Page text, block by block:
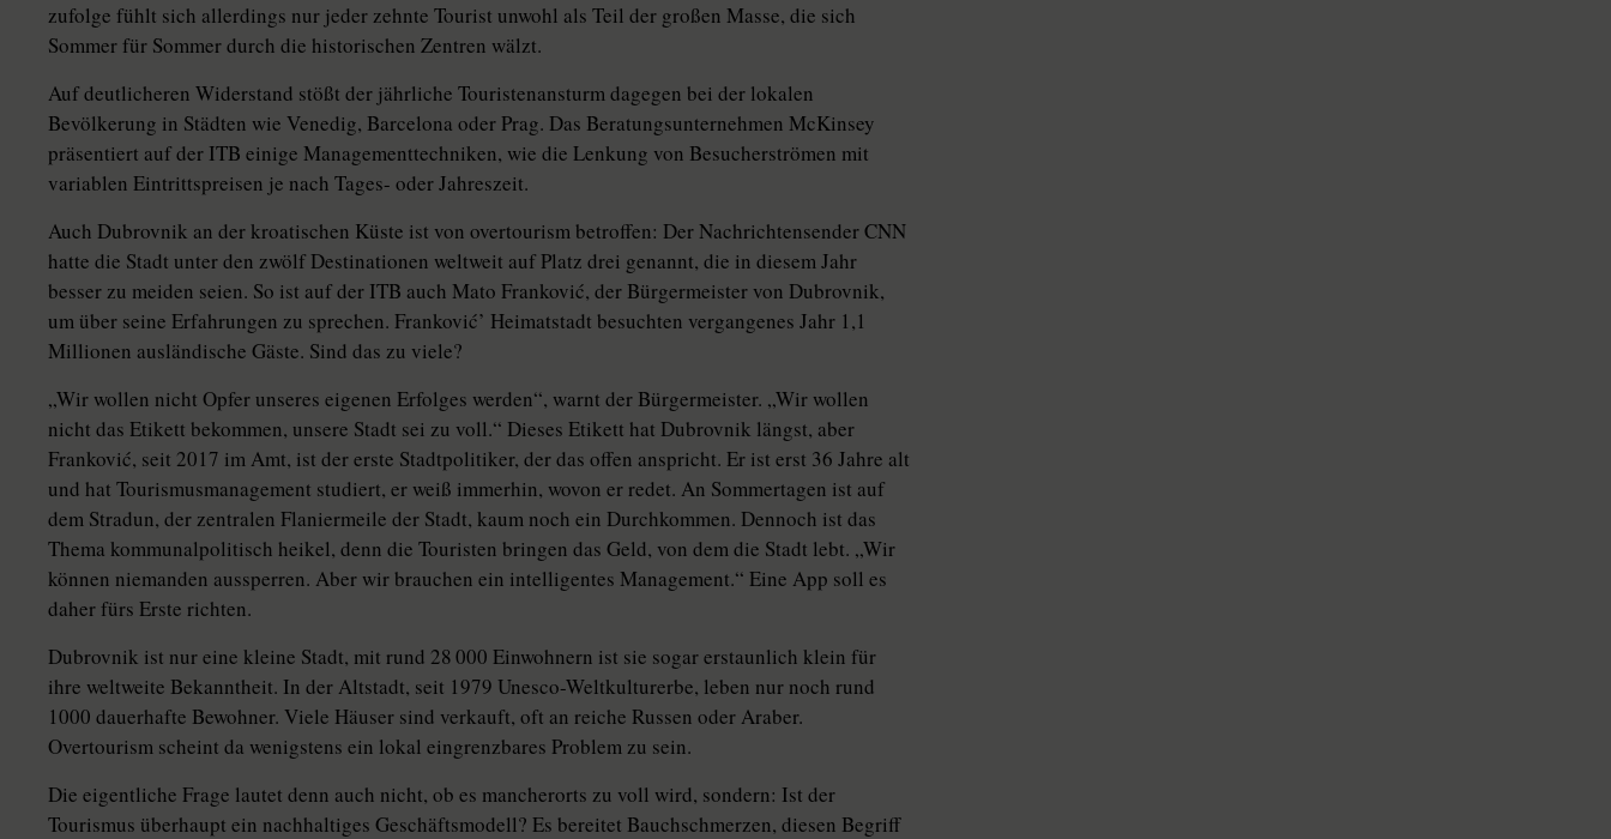
zufolge fühlt sich allerdings nur jeder zehnte Tourist unwohl als Teil der großen Masse, die sich
Sommer für Sommer durch die historischen Zentren wälzt.
Auf deutlicheren Widerstand stößt der jährliche Touristenansturm dagegen bei der lokalen
Bevölkerung in Städten wie Venedig, Barcelona oder Prag. Das Beratungsunternehmen Mc­Kinsey
präsentiert auf der ITB einige Managementtechniken, wie die Lenkung von Besucherströmen mit
variablen Eintrittspreisen je nach Tages- oder Jahreszeit.
Auch Dubrovnik an der kroatischen Küste ist von overtourism betroffen: Der Nachrichtensender CNN
hatte die Stadt unter den zwölf Destinationen weltweit auf Platz drei genannt, die in diesem Jahr
besser zu meiden seien. So ist auf der ITB auch Mato Franković, der Bürgermeister von Dubrovnik,
um über seine Erfahrungen zu sprechen. Fran­ko­vić’ Heimatstadt besuchten vergangenes Jahr 1,1
Millionen ausländische Gäste. Sind das zu viele?
„Wir wollen nicht Opfer unseres eigenen Erfolges werden“, warnt der Bürgermeister. „Wir wollen
nicht das Etikett bekommen, unsere Stadt sei zu voll.“ Dieses Etikett hat Dubrovnik längst, aber
Franković, seit 2017 im Amt, ist der erste Stadtpolitiker, der das offen anspricht. Er ist erst 36 Jahre alt
und hat Tourismusmanagement studiert, er weiß immerhin, wovon er redet. An Sommertagen ist auf
dem Stradun, der zentralen Flaniermeile der Stadt, kaum noch ein Durchkommen. Dennoch ist das
Thema kommunalpolitisch heikel, denn die Touristen bringen das Geld, von dem die Stadt lebt. „Wir
können niemanden aussperren. Aber wir brauchen ein intelligentes Management.“ Eine App soll es
daher fürs Erste richten.
Dubrovnik ist nur eine kleine Stadt, mit rund 28 000 Einwohnern ist sie sogar erstaunlich klein für
ihre weltweite Bekanntheit. In der Altstadt, seit 1979 Unesco-Weltkulturerbe, leben nur noch rund
1000 dauerhafte Bewohner. Viele Häuser sind verkauft, oft an reiche Russen oder Araber.
Overtourism scheint da wenigstens ein lokal eingrenzbares Problem zu sein.
Die eigentliche Frage lautet denn auch nicht, ob es mancherorts zu voll wird, sondern: Ist der
Tourismus überhaupt ein nachhaltiges Geschäftsmodell? Es bereitet Bauchschmerzen, diesen Begriff